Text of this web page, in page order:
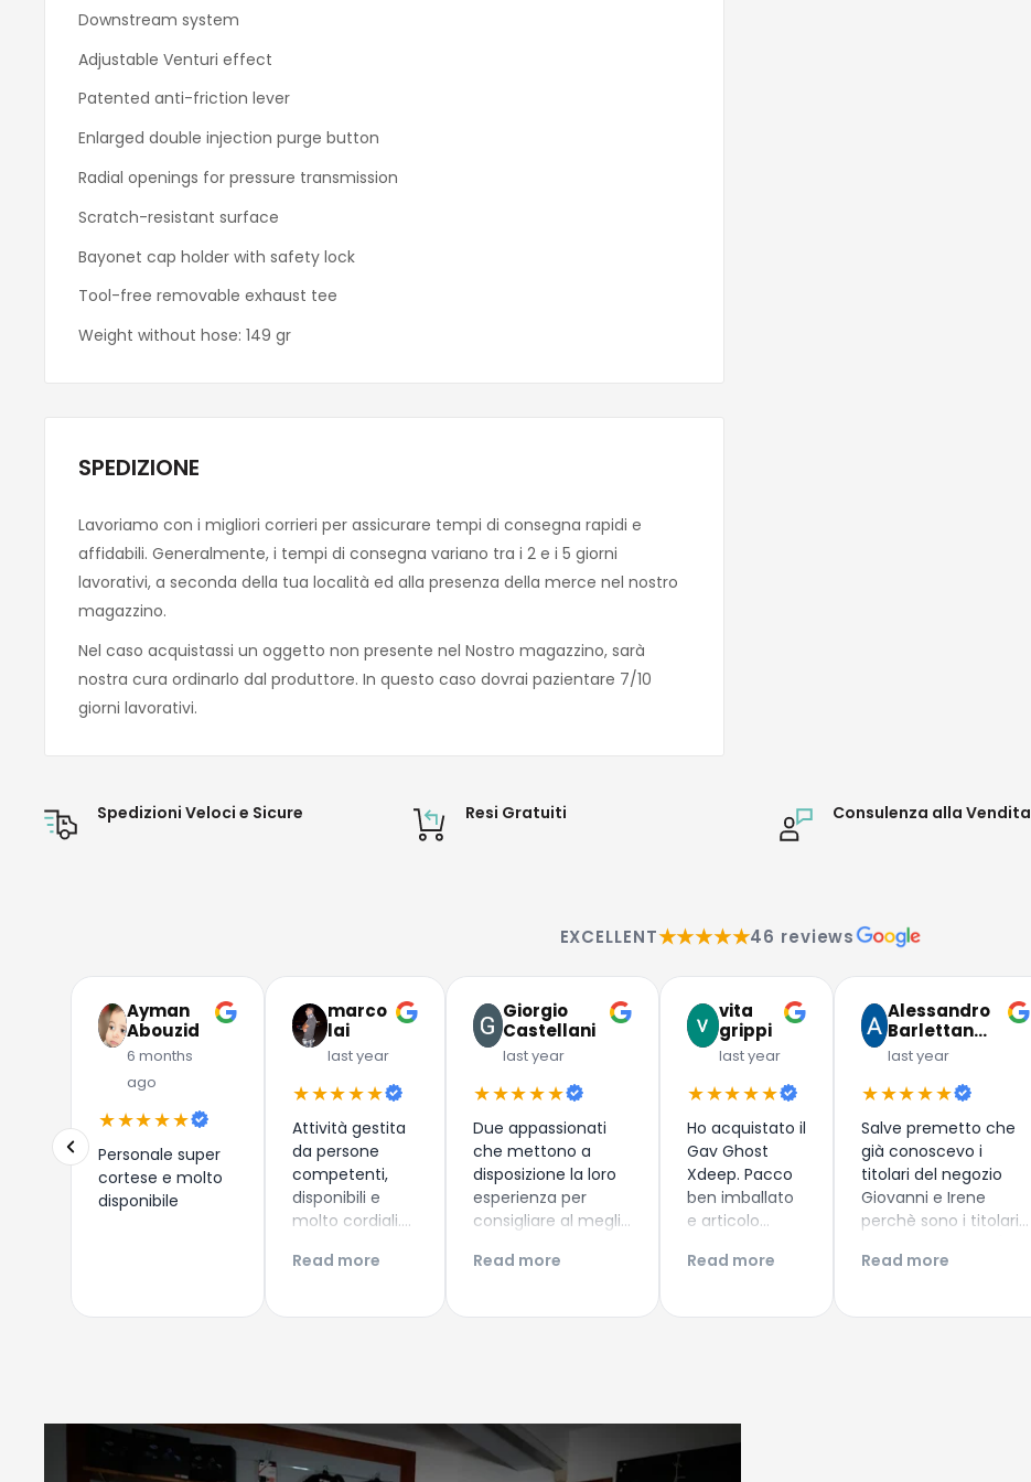
Downstream system
Adjustable Venturi effect
Patented anti-friction lever
Enlarged double injection purge button
Radial openings for pressure transmission
Scratch-resistant surface
Bayonet cap holder with safety lock
Tool-free removable exhaust tee
Weight without hose: 149 gr
SPEDIZIONE
Lavoriamo con i migliori corrieri per assicurare tempi di consegna rapidi e
affidabili. Generalmente, i tempi di consegna variano tra i 2 e i 5 giorni
lavorativi, a seconda della tua località ed alla presenza della merce nel nostro
magazzino.
Nel caso acquistassi un oggetto non presente nel Nostro magazzino, sarà
nostra cura ordinarlo dal produttore. In questo caso dovrai pazientare 7/10
giorni lavorativi.
Spedizioni Veloci e Sicure Resi Gratuiti Consulenza alla Vendita
EXCELLENT★★★★★46 reviews
Ayman
Abouzid
6 months
ago
★★★★★
Personale super
cortese e molto
disponibile
marco
lai
last year
★★★★★
Attività gestita
da persone
competenti,
disponibili e
molto cordiali.
competitivi,
qualità e
Consigliatissimo
Read more
Giorgio
Castellani
last year
★★★★★
Due appassionati
che mettono a
disposizione la loro
esperienza per
consigliare al meglio
come i più esperti!
acquisto top!
Read more
vita
grippi
last year
★★★★★
Ho acquistato il
Gav Ghost
Xdeep. Pacco
ben imballato
e articolo
secondo i
consegna
Read more
Alessandro
Barlettan…
last year
★★★★★
Salve premetto che
già conoscevo i
titolari del negozio
Giovanni e Irene
perchè sono i titolari
Discovery Diving ) di
, dove già avevo
Read more